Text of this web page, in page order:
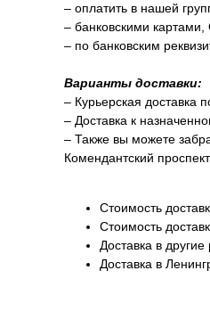
– оплатить в нашей
– банковскими
– по банковским
Варианты доставки:
– Курьерская доставка
– Доставка к
– Также вы можете
Комендантский
Стоимость
Стоимость
Доставка в
Доставка в